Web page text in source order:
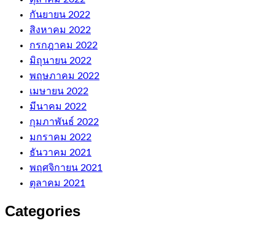
กันยายน 2022
สิงหาคม 2022
กรกฎาคม 2022
มิถุนายน 2022
พฤษภาคม 2022
เมษายน 2022
มีนาคม 2022
กุมภาพันธ์ 2022
มกราคม 2022
ธันวาคม 2021
พฤศจิกายน 2021
ตุลาคม 2021
Categories